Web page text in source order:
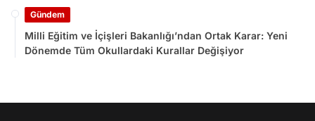
Gündem
Milli Eğitim ve İçişleri Bakanlığı’ndan Ortak Karar: Yeni
Dönemde Tüm Okullardaki Kurallar Değişiyor